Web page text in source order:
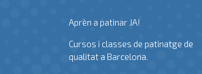
Aprèn a patinar JA!
Cursos i classes de patinatge de
qualitat a Barcelona.